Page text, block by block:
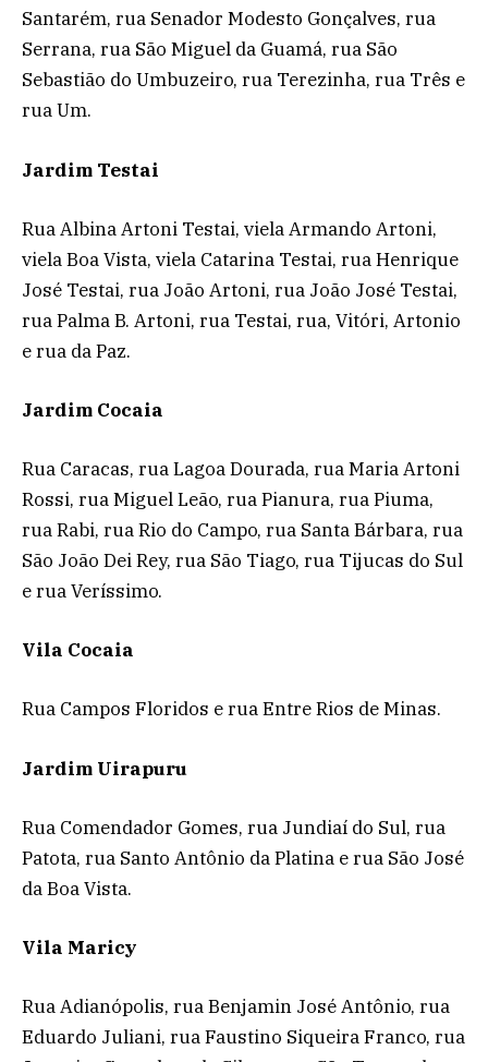
Santarém, rua Senador Modesto Gonçalves, rua
Serrana, rua São Miguel da Guamá, rua São
Sebastião do Umbuzeiro, rua Terezinha, rua Três e
rua Um.
Jardim Testai
Rua Albina Artoni Testai, viela Armando Artoni,
viela Boa Vista, viela Catarina Testai, rua Henrique
José Testai, rua João Artoni, rua João José Testai,
rua Palma B. Artoni, rua Testai, rua, Vitóri, Artonio
e rua da Paz.
Jardim Cocaia
Rua Caracas, rua Lagoa Dourada, rua Maria Artoni
Rossi, rua Miguel Leão, rua Pianura, rua Piuma,
rua Rabi, rua Rio do Campo, rua Santa Bárbara, rua
São João Dei Rey, rua São Tiago, rua Tijucas do Sul
e rua Veríssimo.
Vila Cocaia
Rua Campos Floridos e rua Entre Rios de Minas.
Jardim Uirapuru
Rua Comendador Gomes, rua Jundiaí do Sul, rua
Patota, rua Santo Antônio da Platina e rua São José
da Boa Vista.
Vila Maricy
Rua Adianópolis, rua Benjamin José Antônio, rua
Eduardo Juliani, rua Faustino Siqueira Franco, rua